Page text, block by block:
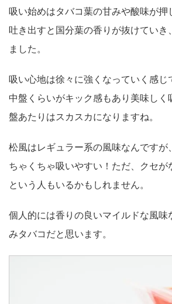
吸い始めはタバコ葉の甘みや酸味が押
吐き出すと国分葉の香りが抜けていき
ました。
吸い心地は徐々に強くなっていく感じ
中盤くらいがキック感もあり美味しく
盤あたりはスカスカになりますね。
松風はレギュラー系の風味なんですが
ちゃくちゃ吸いやすい！ただ、クセが
という人もいるかもしれません。
個人的には香りの良いマイルドな風味
みタバコだと思います。